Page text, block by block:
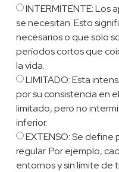
INTERMITENTE: Los
se necesitan. Esto
necesarios o que solo
períodos cortos que
la vida.
LIMITADO: Esta
por su consistencia en
limitado, pero no
inferior.
EXTENSO: Se define
regular. Por ejemplo,
entornos y sin límite de